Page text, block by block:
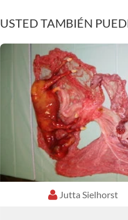
USTED TAMBIÉN
Jutta Sielhorst